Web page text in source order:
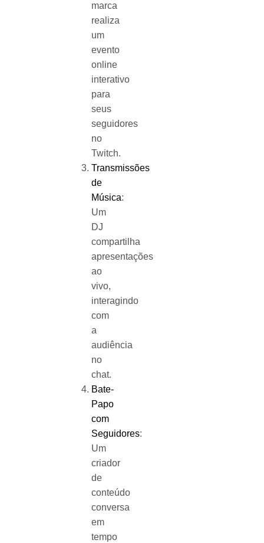
marca
realiza
um
evento
online
interativo
para
seus
seguidores
no
Twitch.
Transmissões
de
Música:
Um
DJ
compartilha
apresentações
ao
vivo,
interagindo
com
a
audiência
no
chat.
Bate-
Papo
com
Seguidores:
Um
criador
de
conteúdo
conversa
em
tempo